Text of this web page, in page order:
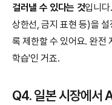
걸러낼 수 있다는 것입니
상한선, 금지 표현 등)을
록 제한할 수 있어요. 완전
학습'인 거죠.
Q4. 일본 시장에서